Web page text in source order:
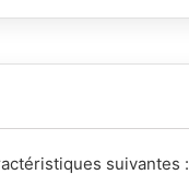
suivantes :